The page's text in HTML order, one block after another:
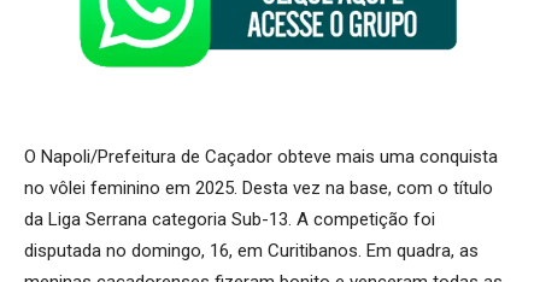
O Napoli/Prefeitura de Caçador obteve mais uma conquista
no vôlei feminino em 2025. Desta vez na base, com o título
da Liga Serrana categoria Sub-13. A competição foi
disputada no domingo, 16, em Curitibanos. Em quadra, as